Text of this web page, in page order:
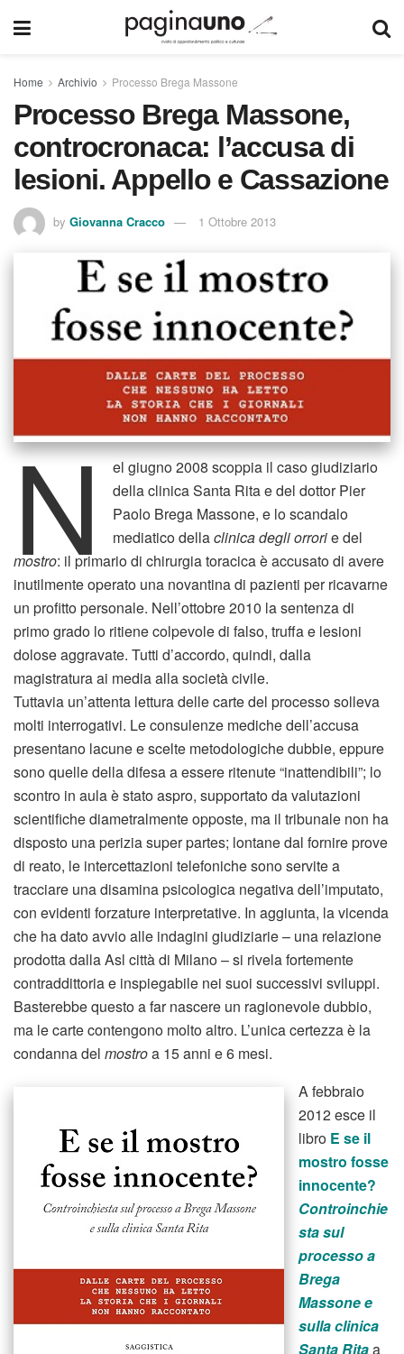
Home Archivio Processo Brega Massone
Processo Brega Massone,
controcronaca: l’accusa di
lesioni. Appello e Cassazione
by Giovanna Cracco 1 Ottobre 2013
N el giugno 2008 scoppia il caso giudiziario
della clinica Santa Rita e del dottor Pier
Paolo Brega Massone, e lo scandalo
mediatico dellaclinica degli orrorie del
mostro: il primario di chirurgia toracica è accusato di avere
inutilmente operato una novantina di pazienti per ricavarne
un profitto personale. Nell’ottobre 2010 la sentenza di
primo grado lo ritiene colpevole di falso, truffa e lesioni
dolose aggravate. Tutti d’accordo, quindi, dalla
magistratura ai media alla società civile.
Tuttavia un’attenta lettura delle carte del processo solleva
molti interrogativi. Le consulenze mediche dell’accusa
presentano lacune e scelte metodologiche dubbie, eppure
sono quelle della difesa a essere ritenute “inattendibili”; lo
scontro in aula è stato aspro, supportato da valutazioni
scientifiche diametralmente opposte, ma il tribunale non ha
disposto una perizia super partes; lontane dal fornire prove
di reato, le intercettazioni telefoniche sono servite a
tracciare una disamina psicologica negativa dell’imputato,
con evidenti forzature interpretative. In aggiunta, la vicenda
che ha dato avvio alle indagini giudiziarie – una relazione
prodotta dalla Asl città di Milano – si rivela fortemente
contraddittoria e inspiegabile nei suoi successivi sviluppi.
Basterebbe questo a far nascere un ragionevole dubbio,
ma le carte contengono molto altro. L’unica certezza è la
condanna del mostroa 15 anni e 6 mesi.
A febbraio
2012 esce il
libro E se il
mostro fosse
innocente?
Controinchie
sta sul
processo a
Brega
Massone e
sulla clinica
Santa Ritaa